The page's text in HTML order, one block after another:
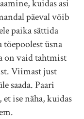
kuidas asi
päeval võib
paika sättida
tõepoolest üsna
on vaid tahtmist
Viimast just
saada. Paari
et ise näha, kuidas